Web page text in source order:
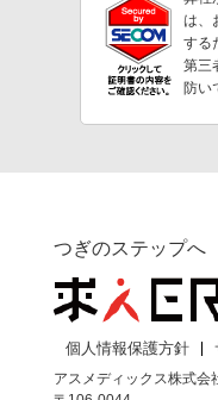
は、
する
第三
防い
つぎのステップへ
個人情報保護方針
アスメディックス株式会